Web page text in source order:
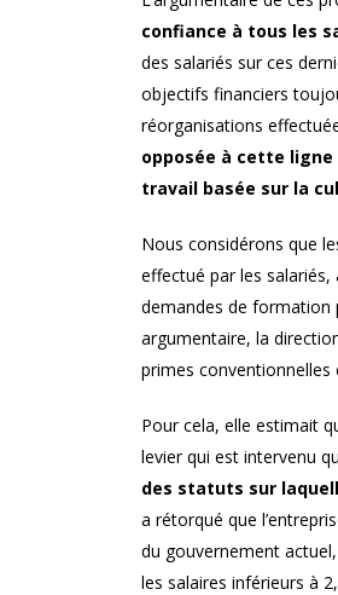
confiance à tous les
des salariés sur ces
objectifs financiers
réorganisations
opposée à cette
travail basée sur la
Nous considérons que
effectué par les
demandes de formation
argumentaire, la
primes conventionnelles
Pour cela, elle estimait
levier qui est intervenu
des statuts sur
a rétorqué que
du gouvernement
les salaires inférieurs à